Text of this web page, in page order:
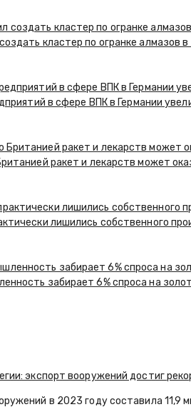
кластер по огранке алмазов
в сфере ВПК в Германии
ракет и лекарств может
лишились собственного
забирает 6% спроса на
экспорт вооружений достиг
в 2023 году составила 11,9